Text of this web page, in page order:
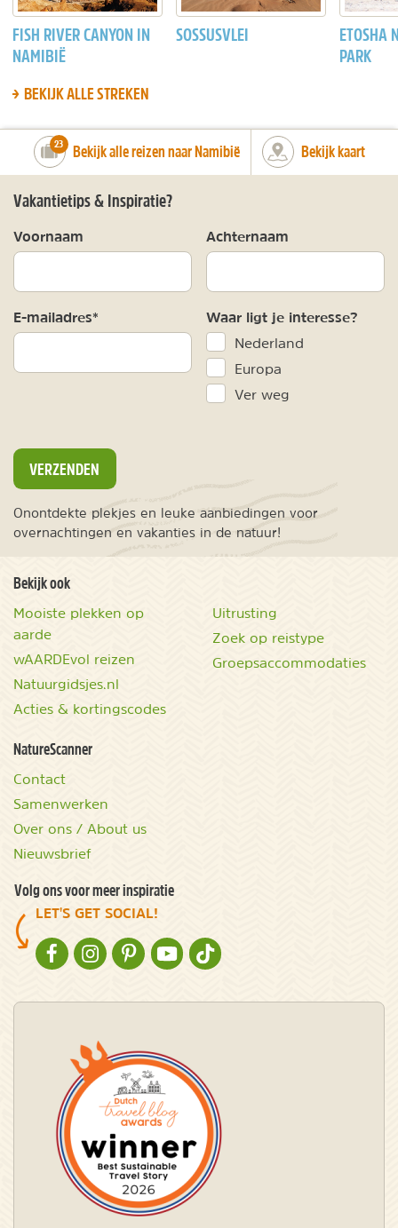
FISH RIVER CANYON IN
NAMIBIË
SOSSUSVLEI
ETOSHA
PARK
BEKIJK ALLE STREKEN
number_of_trips:
23 Bekijk alle reizen naar Namibië Bekijk kaart
Vakantietips & Inspiratie?
Voornaam Achternaam
E-mailadres* Waar ligt je interesse?
Nederland
Europa
Ver weg
VERZENDEN
Onontdekte plekjes en leuke aanbiedingen voor
overnachtingen en vakanties in de natuur!
Bekijk ook
Mooiste plekken op
aarde
wAARDEvol reizen
Natuurgidsjes.nl
Acties & kortingscodes
Uitrusting
Zoek op reistype
Groepsaccommodaties
NatureScanner
Contact
Samenwerken
Over ons / About us
Nieuwsbrief
Volg ons voor meer inspiratie
LET'S GET SOCIAL!
NATURESCANNER OP FACEBOOK
NATURESCANNER OP INSTAGRAM
NATURESCANNER OP PINTEREST
NATURESCANNER OP YOUTUBE
NATURESCANNER OP TIKTOK